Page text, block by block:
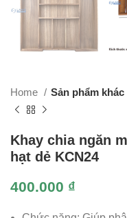
Home Sản phẩm khác
Khay chia ngăn
hạt dẻ KCN24
400.000 ₫